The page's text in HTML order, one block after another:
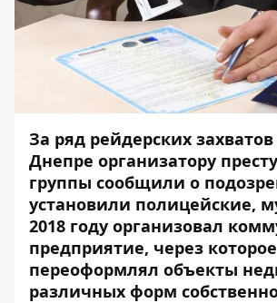
За ряд рейдерских
Днепре организатору
группы сообщили о
установили полицейские,
2018 году организовал
предприятие, через которое
переоформлял объекты
различных форм